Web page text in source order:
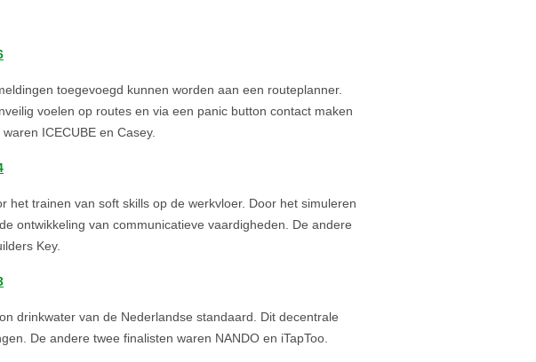
toegevoegd kunnen worden aan een routeplanner.
voelen op routes en via een panic button contact maken
waren ICECUBE en Casey.
trainen van soft skills op de werkvloer. Door het simuleren
ontwikkeling van communicatieve vaardigheden. De andere
Key.
drinkwater van de Nederlandse standaard. Dit decentrale
De andere twee finalisten waren NANDO en iTapToo.